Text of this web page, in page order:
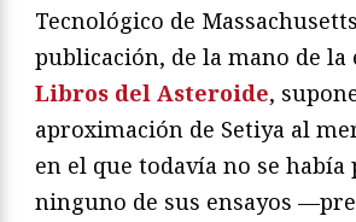
Tecnológico de
publicación, de la mano de
Libros del Asteroide,
aproximación de Setiya al
en el que todavía no se había
ninguno de sus ensayos